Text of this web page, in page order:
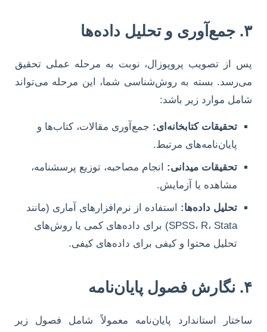
۳. جمع‌آوری و تحلیل داده‌ها
پس از تصویب پروپوزال، نوبت به مرحله عملی تحقیق
می‌رسد. بسته به روش‌شناسی شما، این مرحله می‌تواند
شامل موارد زیر باشد:
تحقیقات کتابخانه‌ای: جمع‌آوری مقالات، کتاب‌ها و
پایان‌نامه‌های مرتبط.
تحقیقات میدانی: انجام مصاحبه، توزیع پرسشنامه،
مشاهده یا آزمایش.
تحلیل داده‌ها: استفاده از نرم‌افزارهای آماری (مانند
SPSS، R، Stata) برای داده‌های کمی یا روش‌های
تحلیل محتوا و کیفی برای داده‌های کیفی.
۴. نگارش فصول پایان‌نامه
ساختار استاندارد پایان‌نامه معمولاً شامل فصول زیر